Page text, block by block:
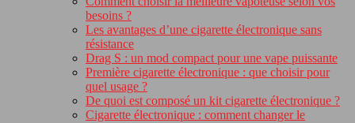
besoins ?
Les avantages d’une cigarette électronique sans
résistance
Drag S : un mod compact pour une vape puissante
Première cigarette électronique : que choisir pour
quel usage ?
De quoi est composé un kit cigarette électronique ?
Cigarette électronique : comment changer le